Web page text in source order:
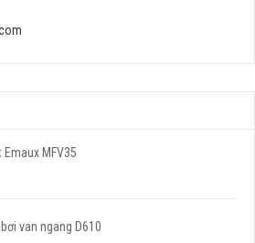
Emaux MFV35
van ngang D610